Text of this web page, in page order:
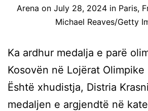
Arena on July 28, 2024 in Paris,
Michael Reaves/Getty
Ka ardhur medalja e parë
Kosovën në Lojërat Olimpike
Është xhudistja, Distria
medaljen e argjendtë në